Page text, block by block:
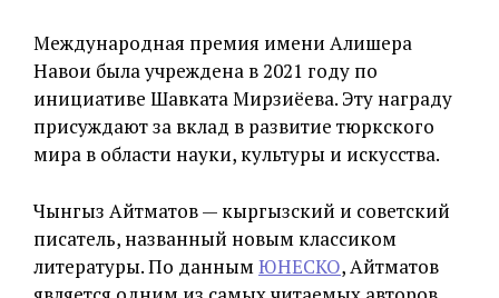
Международная премия имени Алишера
Навои была учреждена в 2021 году по
инициативе Шавката Мирзиёева. Эту награду
присуждают за вклад в развитие тюркского
мира в области науки, культуры и искусства.
Чынгыз Айтматов — кыргызский и советский
писатель, названный новым классиком
литературы. По даннымЮНЕСКО, Айтматов